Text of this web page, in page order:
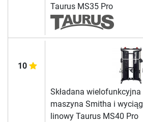
Taurus MS35 Pro
10
Składana wielofunkcyjna
maszyna Smitha i wyciąg
linowy Taurus MS40 Pro